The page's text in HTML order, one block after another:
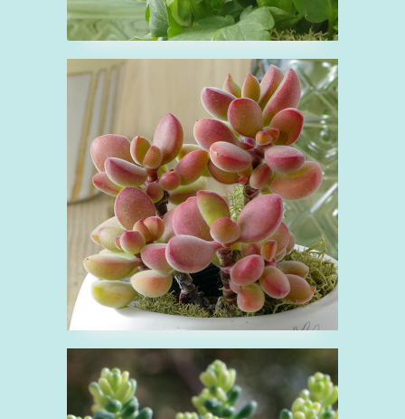
■クラッスラ ロゲル
シー
く
ベンケイソウ科 多肉植物 緑 観
葉植物 赤
■セダム 斑入りタイト
ゴメ